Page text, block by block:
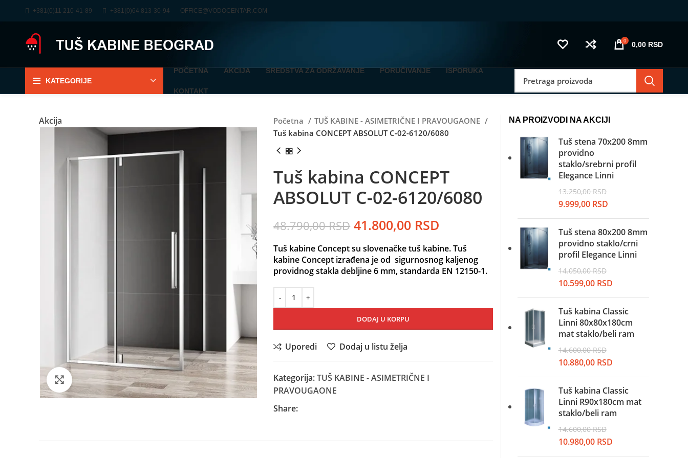
+381(0)11 210-41-89 +381(0)64 813-30-94 OFFICE@VODOCENTAR.COM
0 0,00 RSD
KATEGORIJE
POČETNA AKCIJA SREDSTVA ZA ODRŽAVANJE PORUČIVANJE ISPORUKA
KONTAKT
Akcija
Kliknite da uvećate
Početna
TUŠ KABINE - ASIMETRIČNE I PRAVOUGAONE
Tuš kabina CONCEPT ABSOLUT C-02-6120/6080
Tuš kabina CONCEPT
ABSOLUT C-02-6120/6080
48.790,00RSD Originalna
je
bila:
41.800,00 RSD
je:
41.800,00 RSD.
Tuš kabine Concept su slovenačke tuš kabine. Tuš
kabine Concept izrađena je od sigurnosnog kaljenog
providnog stakla debljine 6 mm, standarda EN 12150-1.
DODAJ U KORPU
Uporedi Dodaj u listu želja
Kategorija:TUŠ KABINE - ASIMETRIČNE I
PRAVOUGAONE
Share:
NA PROIZVODI NA AKCIJI
Tuš stena 70x200 8mm
providno
staklo/srebrni profil
Elegance Linni
13.250,00RSD
Originalna
cena
je
bila:
13.250,00 RSD.
9.999,00 RSDTrenutna
cena
je:
9.999,00 RSD.
Tuš stena 80x200 8mm
providno staklo/crni
profil Elegance Linni
14.050,00RSD
Originalna
cena
je
bila:
14.050,00 RSD.
10.599,00 RSDTrenutna
cena
je:
10.599,00 RSD.
Tuš kabina Classic
Linni 80x80x180cm
mat staklo/beli ram
14.600,00RSD
Originalna
cena
je
bila:
14.600,00 RSD.
10.880,00 RSDTrenutna
cena
je:
10.880,00 RSD.
Tuš kabina Classic
Linni R90x180cm mat
staklo/beli ram
14.600,00RSD
Originalna
cena
10.980,00 RSDTrenutna
cena